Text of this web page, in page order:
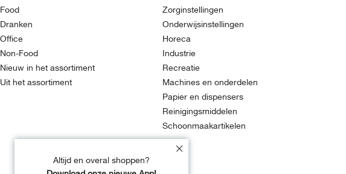
Food
Dranken
Office
Non-Food
Nieuw in het assortiment
Uit het assortiment
Zorginstellingen
Onderwijsinstellingen
Horeca
Industrie
Recreatie
Machines en onderdelen
Papier en dispensers
Reinigingsmiddelen
Schoonmaakartikelen
Altijd en overal shoppen?